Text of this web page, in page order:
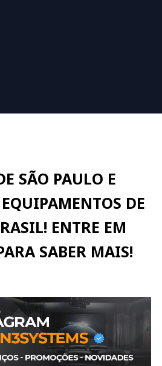
SÃO PAULO E
DE
ENTRE EM
SABER MAIS!